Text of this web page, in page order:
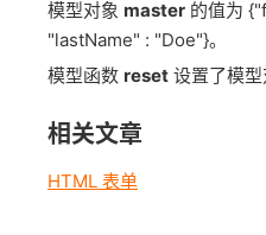
模型对象 master 的值为
"lastName" : "Doe"}。
模型函数 reset 设置了模型
相关文章
HTML 表单